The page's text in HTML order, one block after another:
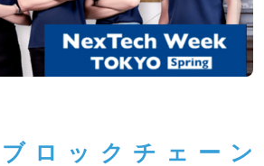
ロックチェーン